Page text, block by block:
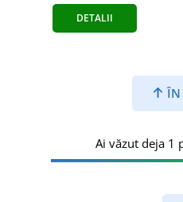
DETALII
ÎN
Ai văzut deja 1